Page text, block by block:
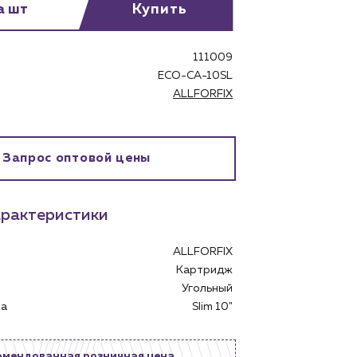
шт Купить
111009
ECO-CA-10SL
ALLFORFIX
Запрос оптовой цены
ALLFORFIX
Картридж
Угольный
Slim 10"